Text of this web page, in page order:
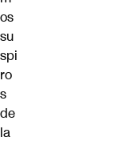
os
su
spi
ro
s
de
la